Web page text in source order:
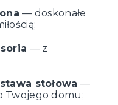
— doskonałe
— z
stołowa —
Twojego domu;